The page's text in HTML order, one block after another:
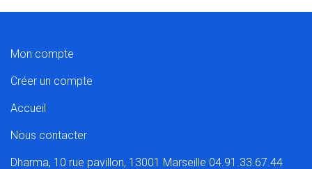
Mon compte
Créer un compte
Accueil
Nous contacter
Dharma, 10 rue pavillon, 13001 Marseille 04.91.33.67.44